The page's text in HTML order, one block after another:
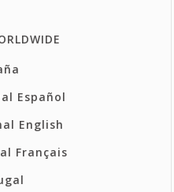
Español
English
Français